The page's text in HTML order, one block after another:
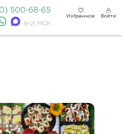
500-68-65
9-21 МСК
Избранное Войти